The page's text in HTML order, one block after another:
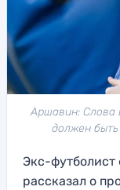
Аршавин: Слова
должен
Экс-
рассказал о